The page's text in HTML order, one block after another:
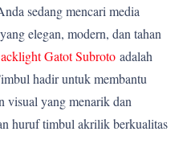
sedang mencari media
elegan, modern, dan tahan
Gatot Subroto adalah
hadir untuk membantu
visual yang menarik dan
huruf timbul akrilik berkualitas